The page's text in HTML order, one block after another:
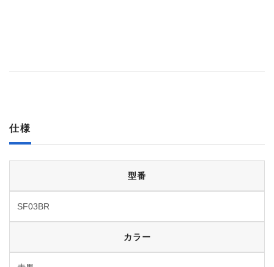
仕様
型番
SF03BR
カラー